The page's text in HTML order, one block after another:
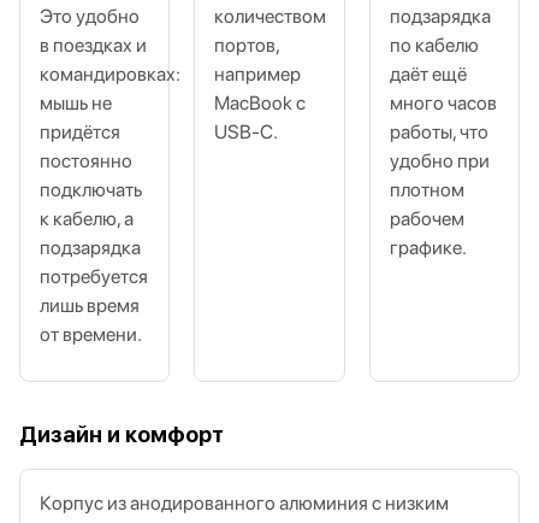
Это удобно
в поездках и
командировках:
мышь не
придётся
постоянно
подключать
к кабелю, а
подзарядка
потребуется
лишь время
от времени.
количеством
портов,
например
MacBook с
USB‑C.
подзарядка
по кабелю
даёт ещё
много часов
работы, что
удобно при
плотном
рабочем
графике.
Дизайн и комфорт
Корпус из анодированного алюминия с низким